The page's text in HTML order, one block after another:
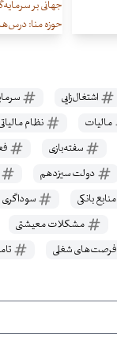
جهانی بر
حوزه منا:
اشتغال‌زایی
مالیات
نظام
سفته‌بازی
دولت سیزدهم
منابع بانکی
سوداگری
مشکلات معیشتی
فرصت‌های شغلی